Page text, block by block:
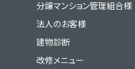
分譲マンション管理組合様
法人のお客様
建物診断
改修メニュー